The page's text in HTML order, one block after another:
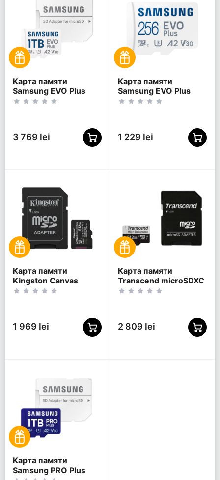
Карта памяти
Samsung EVO Plus
MicroSDXC, 1024Гб
3 769 lei
Карта памяти
Samsung EVO Plus
MicroSDXC, 256Гб
1 229 lei
Карта памяти
Kingston Canvas
Select Plus, 512Гб
1 969 lei
Карта памяти
Transcend microSDXC
350V, 512Гб
2 809 lei
Карта памяти
Samsung PRO Plus